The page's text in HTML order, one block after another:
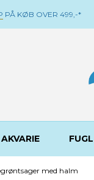
PÅ KØB OVER 499,-*
AKVARIE FUGL
med halm